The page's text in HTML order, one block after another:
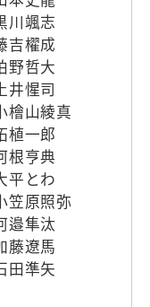
川颯志
吉櫂成
野哲大
井惺司
檜山綾真
植一郎
根亨典
平とわ
笠原照弥
邉隼汰
藤遼馬
田準矢